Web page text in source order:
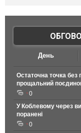
День
Остаточна точка без
прощальний
0
У Коблевому через
поранені
0